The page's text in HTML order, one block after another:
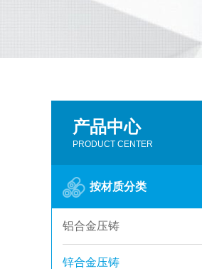
产品中心
PRODUCT CENTER
按材质分类
铝合金压铸
锌合金压铸